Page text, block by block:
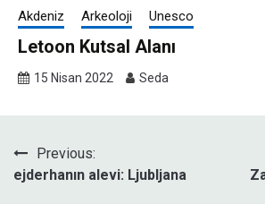
Akdeniz Arkeoloji Unesco
Letoon Kutsal Alanı
15 Nisan 2022 Seda
Yazı
gezinmesi
Previous:
ejderhanın alevi: Ljubljana